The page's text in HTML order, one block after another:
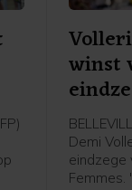
winst
Demi
eindzege
Femmes.